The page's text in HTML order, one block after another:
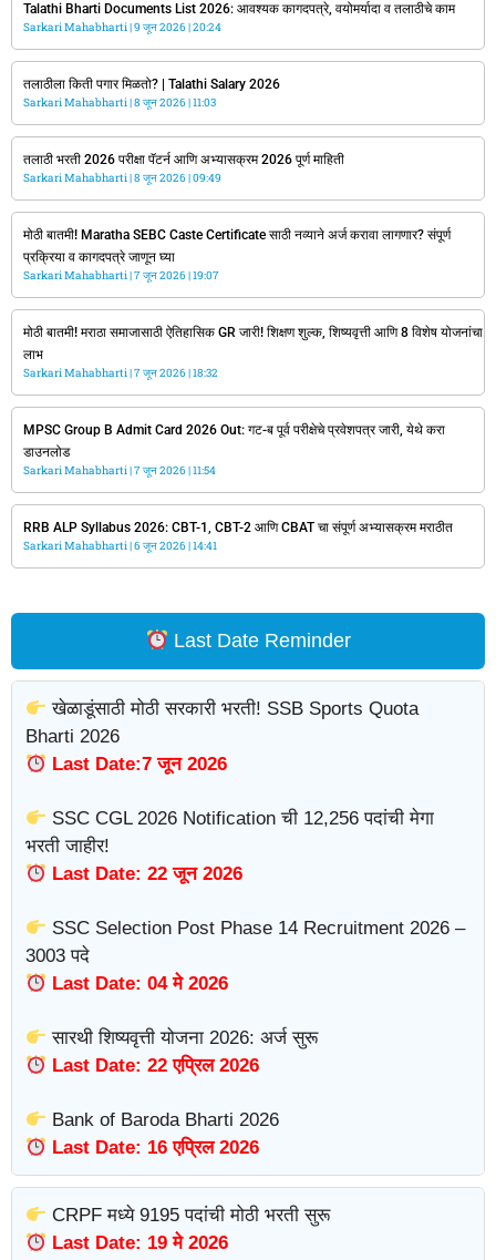
Talathi Bharti Documents List 2026: आवश्यक कागदपत्रे, वयोमर्यादा व तलाठीचे काम
Sarkari Mahabharti 9 जून 2026 20:24
तलाठीला किती पगार मिळतो? | Talathi Salary 2026
Sarkari Mahabharti 8 जून 2026 11:03
तलाठी भरती 2026 परीक्षा पॅटर्न आणि अभ्यासक्रम 2026 पूर्ण माहिती
Sarkari Mahabharti 8 जून 2026 09:49
मोठी बातमी! Maratha SEBC Caste Certificate साठी नव्याने अर्ज करावा लागणार? संपूर्ण
प्रक्रिया व कागदपत्रे जाणून घ्या
Sarkari Mahabharti 7 जून 2026 19:07
मोठी बातमी! मराठा समाजासाठी ऐतिहासिक GR जारी! शिक्षण शुल्क, शिष्यवृत्ती आणि 8 विशेष योजनांचा
लाभ
Sarkari Mahabharti 7 जून 2026 18:32
MPSC Group B Admit Card 2026 Out: गट-ब पूर्व परीक्षेचे प्रवेशपत्र जारी, येथे करा
डाउनलोड
Sarkari Mahabharti 7 जून 2026 11:54
RRB ALP Syllabus 2026: CBT-1, CBT-2 आणि CBAT चा संपूर्ण अभ्यासक्रम मराठीत
Sarkari Mahabharti 6 जून 2026 14:41
Last Date Reminder
खेळाडूंसाठी मोठी सरकारी भरती! SSB Sports Quota
Bharti 2026
Last Date:7 जून 2026
SSC CGL 2026 Notification ची 12,256 पदांची मेगा
भरती जाहीर!
Last Date: 22 जून 2026
SSC Selection Post Phase 14 Recruitment 2026 –
3003 पदे
Last Date: 04 मे 2026
सारथी शिष्यवृत्ती योजना 2026: अर्ज सुरू
Last Date: 22 एप्रिल 2026
Bank of Baroda Bharti 2026
Last Date: 16 एप्रिल 2026
CRPF मध्ये 9195 पदांची मोठी भरती सुरू
Last Date: 19 मे 2026